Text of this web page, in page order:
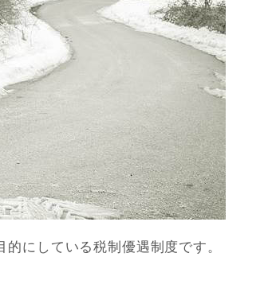
にしている税制優遇制度です。